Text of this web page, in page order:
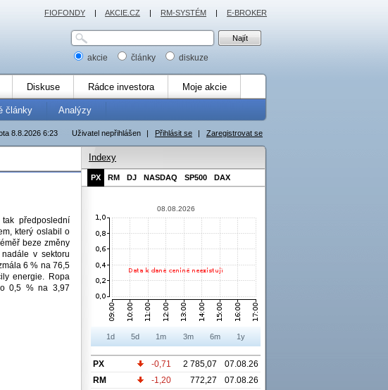
akcie články diskuze
Diskuse Rádce investora Moje akcie
články Analýzy
Uživatel nepřihlášen | Přihlásit se | Zaregistrovat se
8.8.2026 6:23
předposlední
který oslabil o
beze změny
v sektoru
6 % na 76,5
energie. Ropa
0,5 % na 3,97
Indexy
PX RM DJ NASDAQ SP500 DAX
08.08.2026
1d 5d 1m 3m 6m 1y
PX -0,71 2 785,07
07.08.26
RM
-1,20 772,27
07.08.26
FIOFONDY | AKCIE.CZ | RM-SYSTÉM | E-BROKER